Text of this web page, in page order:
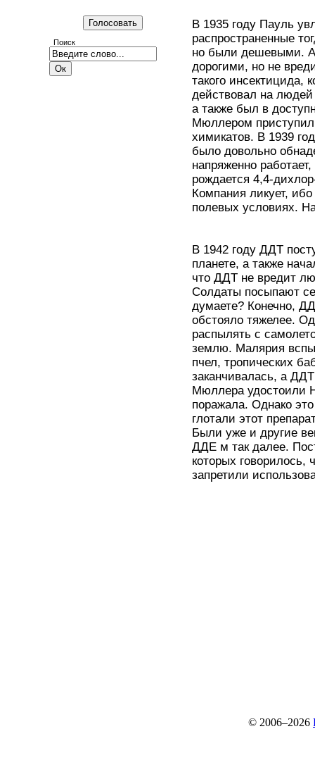
Поиск
В 1935 году Пауль
распространенные
но были дешевыми. А
дорогими, но не
такого инсектицида,
действовал на
а также был в
Мюллером
химикатов. В 1939
было довольно
напряженно
рождается 4,4-
Компания ликует,
полевых условиях.
В 1942 году ДДТ
планете, а также
что ДДТ не вредит
Солдаты посыпают
думаете? Конечно,
обстояло тяжелее.
распылять с
землю. Малярия
пчел, тропических
заканчивалась, а
Мюллера удостоили
поражала. Однако
глотали этот
Были уже и другие
ДДЕ м так далее.
которых
запретили
© 2006–2026